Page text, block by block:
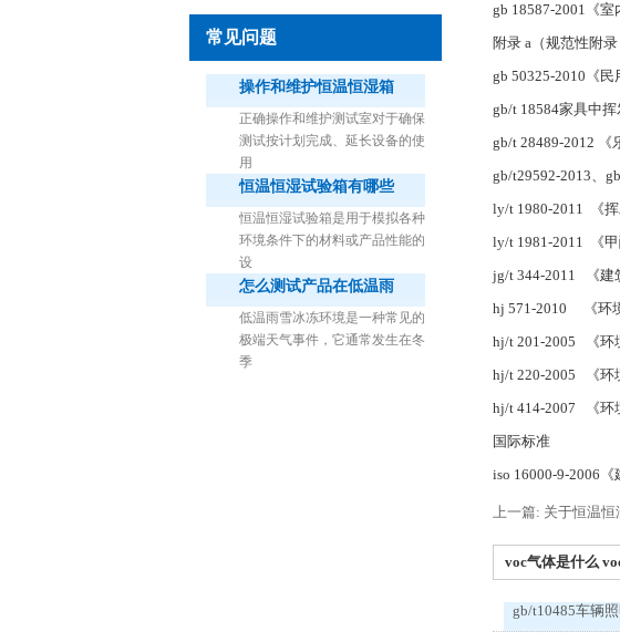
常见问题
操作和维护恒温恒湿箱
正确操作和维护测试室对于确保
测试按计划完成、延长设备的使
用
恒温恒湿试验箱有哪些
恒温恒湿试验箱是用于模拟各种
环境条件下的材料或产品性能的
设
怎么测试产品在低温雨
低温雨雪冰冻环境是一种常见的
极端天气事件，它通常发生在冬
季
gb 18587-2001《
附录 a（规范性附
gb 50325-2010《民
gb/t 18584家具中
gb/t 28489-2012 《
gb/t29592-2013、
ly/t 1980-2011 《
ly/t 1981-2011 《甲
jg/t 344-2011 《建
hj 571-2010 《环
hj/t 201-2005 《环
hj/t 220-2005 《环
hj/t 414-2007 《环
国际标准
iso 16000-9-2006
上一篇: 关于恒温
voc气体是什么
gb/t10485车辆